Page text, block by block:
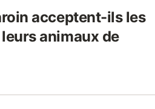
acceptent-ils les
animaux de